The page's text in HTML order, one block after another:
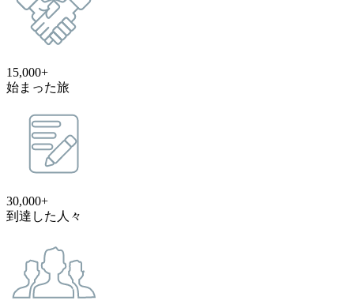
15,000+
始まった旅
30,000+
到達した人々